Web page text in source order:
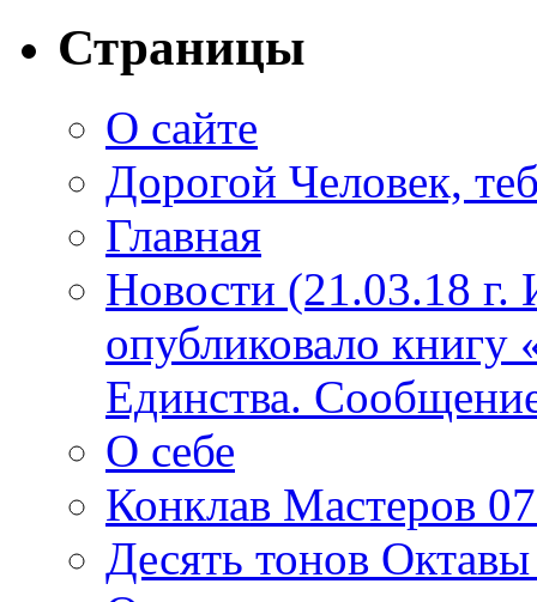
Страницы
О сайте
Дорогой Человек,
Главная
Новости (21.03.18 г.
опубликовало книгу
Единства.
О себе
Конклав Мастеров
Десять тонов